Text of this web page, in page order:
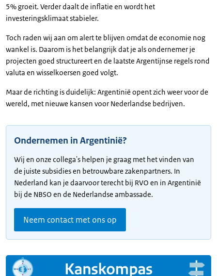
5% groeit. Verder daalt de inflatie en wordt het
investeringsklimaat stabieler.
Toch raden wij aan om alert te blijven omdat de economie nog
wankel is. Daarom is het belangrijk dat je als ondernemer je
projecten goed structureert en de laatste Argentijnse regels rond
valuta en wisselkoersen goed volgt.
Maar de richting is duidelijk: Argentinië opent zich weer voor de
wereld, met nieuwe kansen voor Nederlandse bedrijven.
Ondernemen in Argentinië?
Wij en onze collega's helpen je graag met het vinden van
de juiste subsidies en betrouwbare zakenpartners. In
Nederland kan je daarvoor terecht bij RVO en in Argentinië
bij de NBSO en de Nederlandse ambassade.
Neem contact met ons op